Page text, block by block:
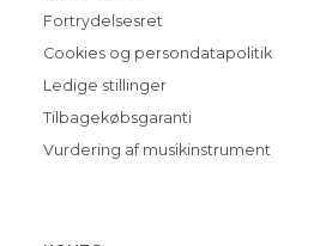
Fortrydelsesret
Cookies og persondatapolitik
Ledige stillinger
Tilbagekøbsgaranti
Vurdering af musikinstrument